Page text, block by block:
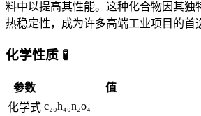
料中以提高其性能。这种化合物因其独
热稳定性，成为许多高端工业项目的首
化学性质 🧪
参数
值
化学式 c₂₀h₄₀n₂o₄